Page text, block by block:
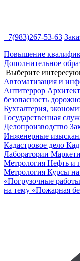
+7(983)267-53-63
Повышение
Дополнительное
Выберите
Автоматизация и
Антитеррор
безопасность
Бухгалтерия,
Государственная
Делопроизводство
Инженерные
Кадастровое дело
Лаборатории
Метрология Нефть и
Метрология Курсы
«Погрузочные
на тему «Пожарная